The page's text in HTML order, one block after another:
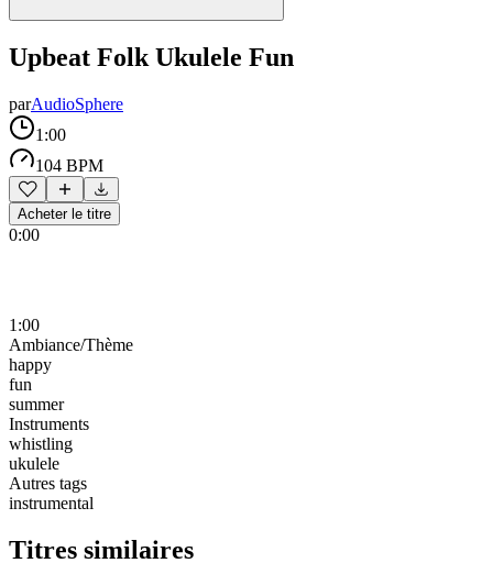
Upbeat Folk Ukulele Fun
parAudioSphere
1:00
104 BPM
Acheter le titre
0:00
1:00
Ambiance/Thème
happy
fun
summer
Instruments
whistling
ukulele
Autres tags
instrumental
Titres similaires